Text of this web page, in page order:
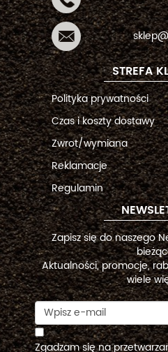
STREFA
Polityka prywatności
Czas i koszty dostawy
Zwrot/wymiana
Reklamacje
Regulamin
Zapisz się do naszego
Aktualności, promocje,
wiele
Zgadzam się na